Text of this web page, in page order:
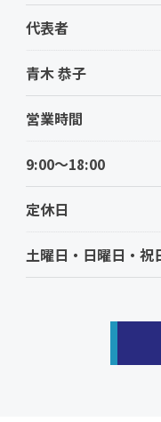
代表者
青木 恭子
営業時間
9:00～18:00
定休日
土曜日・日曜日・祝